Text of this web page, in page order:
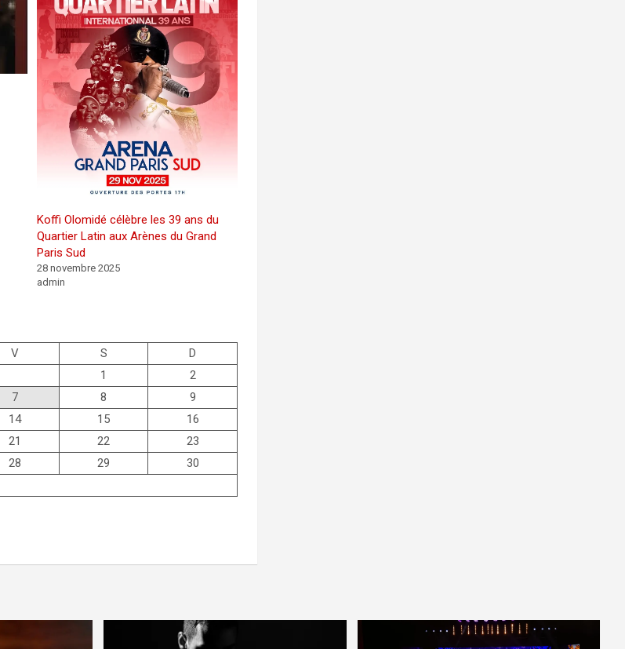
Koffi Olomidé célèbre les 39 ans du
Quartier Latin aux Arènes du Grand
Paris Sud
28 novembre 2025
admin
V S
D
1
2
7 8
9
14 15
16
21 22
23
28 29
30